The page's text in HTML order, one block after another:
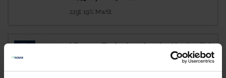
zzgl. 19% MwSt.
Viterra Zwischenfrucht Hochwild